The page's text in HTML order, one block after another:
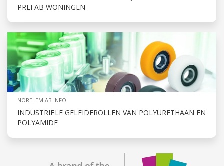
PREFAB WONINGEN
NORELEM AB INFO
INDUSTRIËLE GELEIDEROLLEN VAN POLYURETHAAN EN
POLYAMIDE